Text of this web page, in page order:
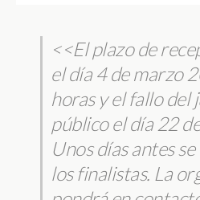
<<El plazo de
el día 4 de marzo
horas y el fallo del
público el día 22
Unos días antes
los finalistas. La